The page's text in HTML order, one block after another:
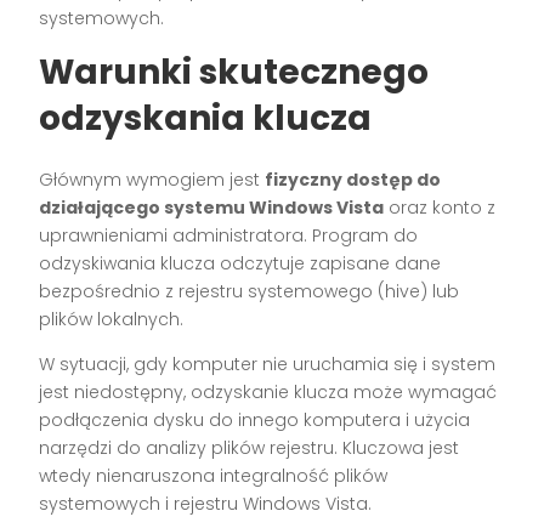
systemowych.
Warunki skutecznego
odzyskania klucza
Głównym wymogiem jest fizyczny dostęp do
działającego systemu Windows Vista oraz konto z
uprawnieniami administratora. Program do
odzyskiwania klucza odczytuje zapisane dane
bezpośrednio z rejestru systemowego (hive) lub
plików lokalnych.
W sytuacji, gdy komputer nie uruchamia się i system
jest niedostępny, odzyskanie klucza może wymagać
podłączenia dysku do innego komputera i użycia
narzędzi do analizy plików rejestru. Kluczowa jest
wtedy nienaruszona integralność plików
systemowych i rejestru Windows Vista.